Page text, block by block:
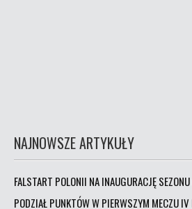
NAJNOWSZE ARTYKUŁY
FALSTART POLONII NA INAUGURACJĘ SEZONU
PODZIAŁ PUNKTÓW W PIERWSZYM MECZU